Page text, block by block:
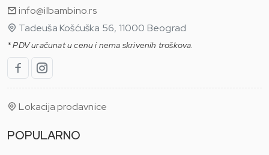
info@ilbambino.rs
Tadeuša Košćuška 56, 11000 Beograd
* PDV uračunat u cenu i nema skrivenih troškova.
Lokacija prodavnice
POPULARNO